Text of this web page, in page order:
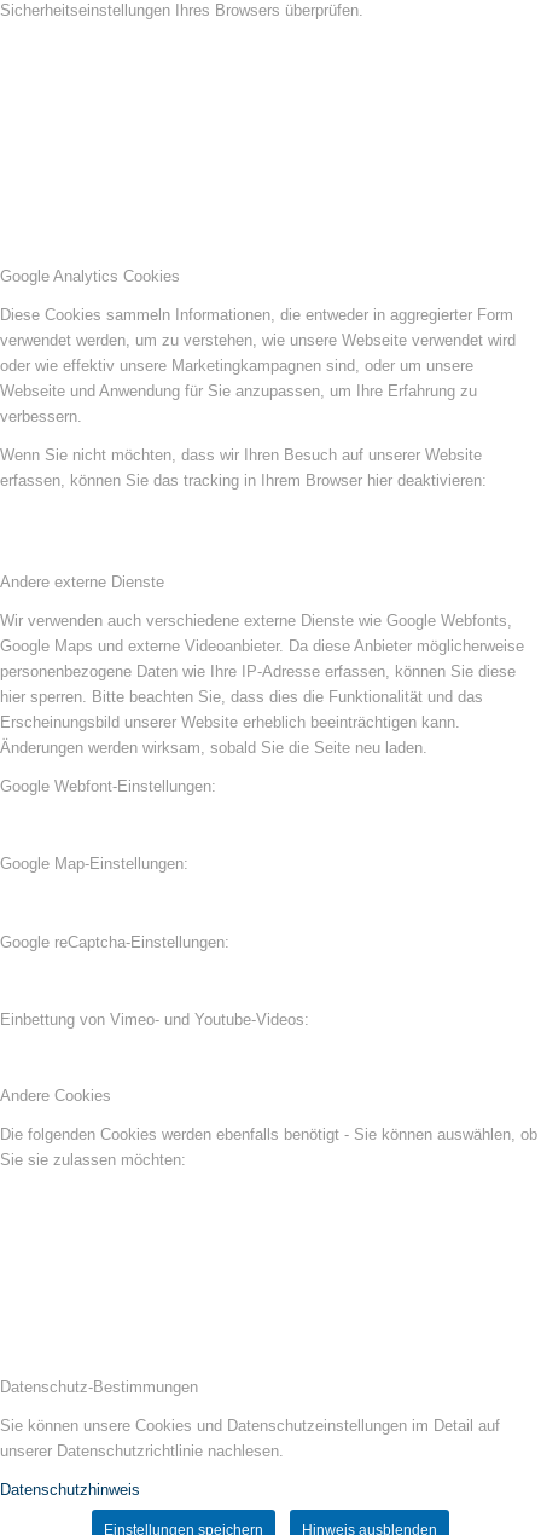
Sicherheitseinstellungen Ihres Browsers überprüfen.
Google Analytics Cookies
Diese Cookies sammeln Informationen, die entweder in aggregierter Form
verwendet werden, um zu verstehen, wie unsere Webseite verwendet wird
oder wie effektiv unsere Marketingkampagnen sind, oder um unsere
Webseite und Anwendung für Sie anzupassen, um Ihre Erfahrung zu
verbessern.
Wenn Sie nicht möchten, dass wir Ihren Besuch auf unserer Website
erfassen, können Sie das tracking in Ihrem Browser hier deaktivieren:
Andere externe Dienste
Wir verwenden auch verschiedene externe Dienste wie Google Webfonts,
Google Maps und externe Videoanbieter. Da diese Anbieter möglicherweise
personenbezogene Daten wie Ihre IP-Adresse erfassen, können Sie diese
hier sperren. Bitte beachten Sie, dass dies die Funktionalität und das
Erscheinungsbild unserer Website erheblich beeinträchtigen kann.
Änderungen werden wirksam, sobald Sie die Seite neu laden.
Google Webfont-Einstellungen:
Google Map-Einstellungen:
Google reCaptcha-Einstellungen:
Einbettung von Vimeo- und Youtube-Videos:
Andere Cookies
Die folgenden Cookies werden ebenfalls benötigt - Sie können auswählen, ob
Sie sie zulassen möchten:
Datenschutz-Bestimmungen
Sie können unsere Cookies und Datenschutzeinstellungen im Detail auf
unserer Datenschutzrichtlinie nachlesen.
Datenschutzhinweis
Einstellungen speichern Hinweis ausblenden